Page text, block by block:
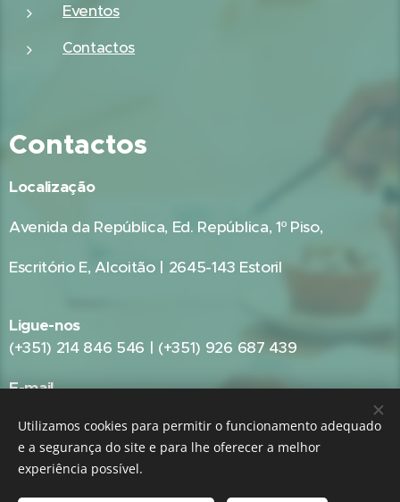
Eventos
Contactos
Contactos
Localização
Avenida da República, Ed. República, 1º Piso,
Escritório E, Alcoitão | 2645-143 Estoril
Ligue-nos
(+351) 214 846 546 | (+351) 926 687 439
E-mail
Utilizamos cookies para permitir o funcionamento adequado
e a segurança do site e para lhe oferecer a melhor
experiência possível.